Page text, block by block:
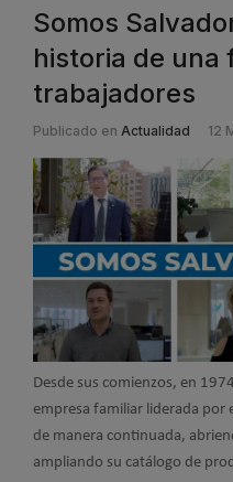
Somos
historia de una
trabajadores
Publicado en Actualidad 12
Desde sus comienzos, en
empresa familiar liderada por
de manera continuada,
ampliando su catálogo de